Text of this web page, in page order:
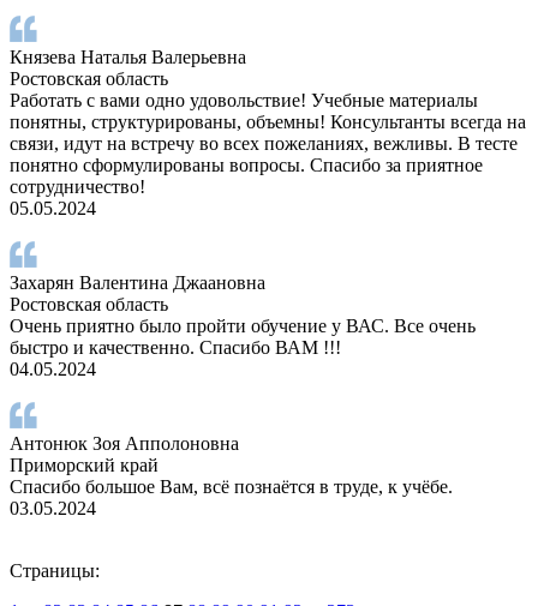
Князева Наталья Валерьевна
Ростовская область
Работать с вами одно удовольствие! Учебные материалы
понятны, структурированы, объемны! Консультанты всегда на
связи, идут на встречу во всех пожеланиях, вежливы. В тесте
понятно сформулированы вопросы. Спасибо за приятное
сотрудничество!
05.05.2024
Захарян Валентина Джаановна
Ростовская область
Очень приятно было пройти обучение у ВАС. Все очень
быстро и качественно. Спасибо ВАМ !!!
04.05.2024
Антонюк Зоя Апполоновна
Приморский край
Спасибо большое Вам, всё познаётся в труде, к учёбе.
03.05.2024
Страницы: